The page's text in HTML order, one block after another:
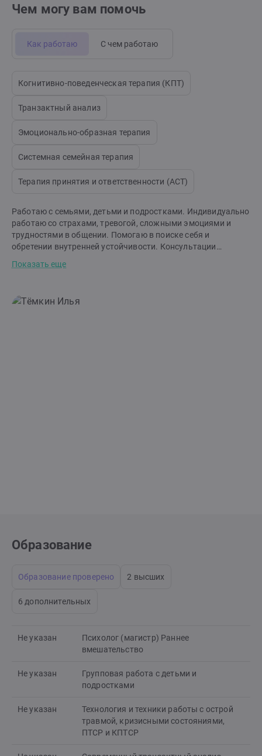
Чем могу вам помочь
Как работаю С чем работаю
Когнитивно-поведенческая терапия (КПТ)
Транзактный анализ
Эмоционально-образная терапия
Системная семейная терапия
Терапия принятия и ответственности (АСТ)
Работаю с семьями, детьми и подростками. Индивидуально
работаю со страхами, тревогой, сложными эмоциями и
трудностями в общении. Помогаю в поиске себя и
обретении внутренней устойчивости. Консультации
Я не оцениваю вас, а помогаю найти новые решения,
способы взаимодействия, чтобы в семье и отношении к
себе стало больше спокойствия и понимания. В работе
Показать еще
Образование
Образование проверено 2 высших
6 дополнительных
Не указан
Психолог (магистр) Раннее
вмешательство
Не указан
Групповая работа с детьми и
подростками
Не указан
Технология и техники работы с острой
травмой, кризисными состояниями,
ПТСР и КПТСР